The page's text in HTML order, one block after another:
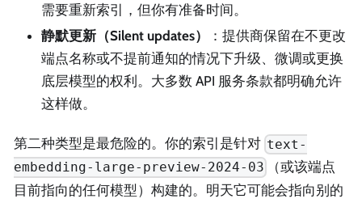
需要重新索引，但你有准备时间。
静默更新（Silent updates）
：提供商保留在不更改
端点名称或不提前通知的情况下升级、微调或更换
底层模型的权利。大多数 API 服务条款都明确允许
这样做。
第二种类型是最危险的。你的索引是针对 text-
embedding-large-preview-2024-03
（或该端点
目前指向的任何模型）构建的。明天它可能会指向别的